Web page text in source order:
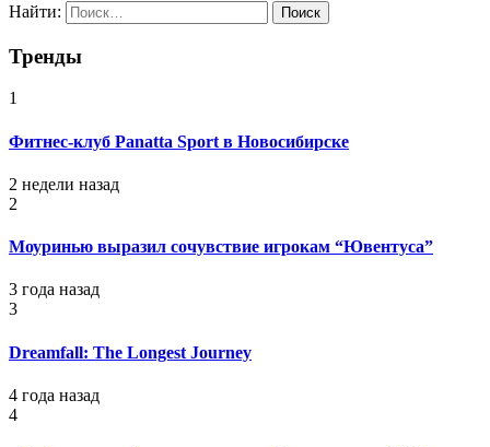
Найти:
Тренды
1
Фитнес-клуб Panatta Sport в Новосибирске
2 недели назад
2
Моуринью выразил сочувствие игрокам “Ювентуса”
3 года назад
3
Dreamfall: The Longest Journey
4 года назад
4